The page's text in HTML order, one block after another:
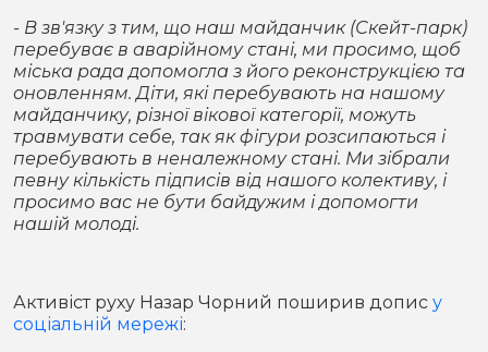
- В зв'язку з тим, що наш майданчик (Скейт-парк)
перебуває в аварійному стані, ми просимо, щоб
міська рада допомогла з його реконструкцією та
оновленням. Діти, які перебувають на нашому
майданчику, різної вікової категорії, можуть
травмувати себе, так як фігури розсипаються і
перебувають в неналежному стані. Ми зібрали
певну кількість підписів від нашого колективу, і
просимо вас не бути байдужим і допомогти
нашій молоді.
Активіст руху Назар Чорний поширив допис у
соціальній мережі: